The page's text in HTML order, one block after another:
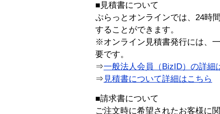
■見積書について
ぷらっとオンラインでは、24時
することができます。
※オンライン見積書発行には、
要です。
⇒一般法人会員（BizID）の詳細
⇒ 見積書について詳細はこちら
■請求書について
ご注文時に希望されたお客様に